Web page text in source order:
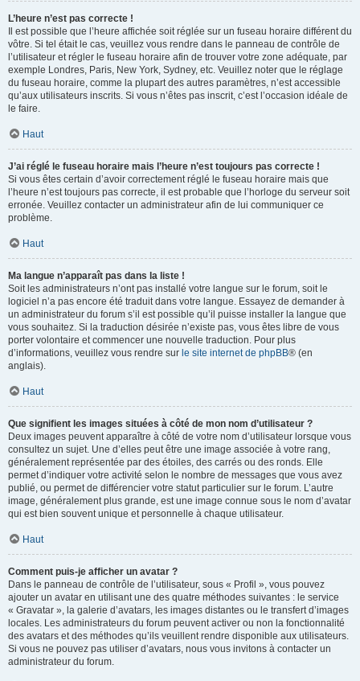
L’heure n’est pas correcte !
Il est possible que l’heure affichée soit réglée sur un fuseau horaire différent du
vôtre. Si tel était le cas, veuillez vous rendre dans le panneau de contrôle de
l’utilisateur et régler le fuseau horaire afin de trouver votre zone adéquate, par
exemple Londres, Paris, New York, Sydney, etc. Veuillez noter que le réglage
du fuseau horaire, comme la plupart des autres paramètres, n’est accessible
qu’aux utilisateurs inscrits. Si vous n’êtes pas inscrit, c’est l’occasion idéale de
le faire.
Haut
J’ai réglé le fuseau horaire mais l’heure n’est toujours pas correcte !
Si vous êtes certain d’avoir correctement réglé le fuseau horaire mais que
l’heure n’est toujours pas correcte, il est probable que l’horloge du serveur soit
erronée. Veuillez contacter un administrateur afin de lui communiquer ce
problème.
Haut
Ma langue n’apparaît pas dans la liste !
Soit les administrateurs n’ont pas installé votre langue sur le forum, soit le
logiciel n’a pas encore été traduit dans votre langue. Essayez de demander à
un administrateur du forum s’il est possible qu’il puisse installer la langue que
vous souhaitez. Si la traduction désirée n’existe pas, vous êtes libre de vous
porter volontaire et commencer une nouvelle traduction. Pour plus
d’informations, veuillez vous rendre sur le site internet de phpBB® (en
anglais).
Haut
Que signifient les images situées à côté de mon nom d’utilisateur ?
Deux images peuvent apparaître à côté de votre nom d’utilisateur lorsque vous
consultez un sujet. Une d’elles peut être une image associée à votre rang,
généralement représentée par des étoiles, des carrés ou des ronds. Elle
permet d’indiquer votre activité selon le nombre de messages que vous avez
publié, ou permet de différencier votre statut particulier sur le forum. L’autre
image, généralement plus grande, est une image connue sous le nom d’avatar
qui est bien souvent unique et personnelle à chaque utilisateur.
Haut
Comment puis-je afficher un avatar ?
Dans le panneau de contrôle de l’utilisateur, sous « Profil », vous pouvez
ajouter un avatar en utilisant une des quatre méthodes suivantes : le service
« Gravatar », la galerie d’avatars, les images distantes ou le transfert d’images
locales. Les administrateurs du forum peuvent activer ou non la fonctionnalité
des avatars et des méthodes qu’ils veuillent rendre disponible aux utilisateurs.
Si vous ne pouvez pas utiliser d’avatars, nous vous invitons à contacter un
administrateur du forum.